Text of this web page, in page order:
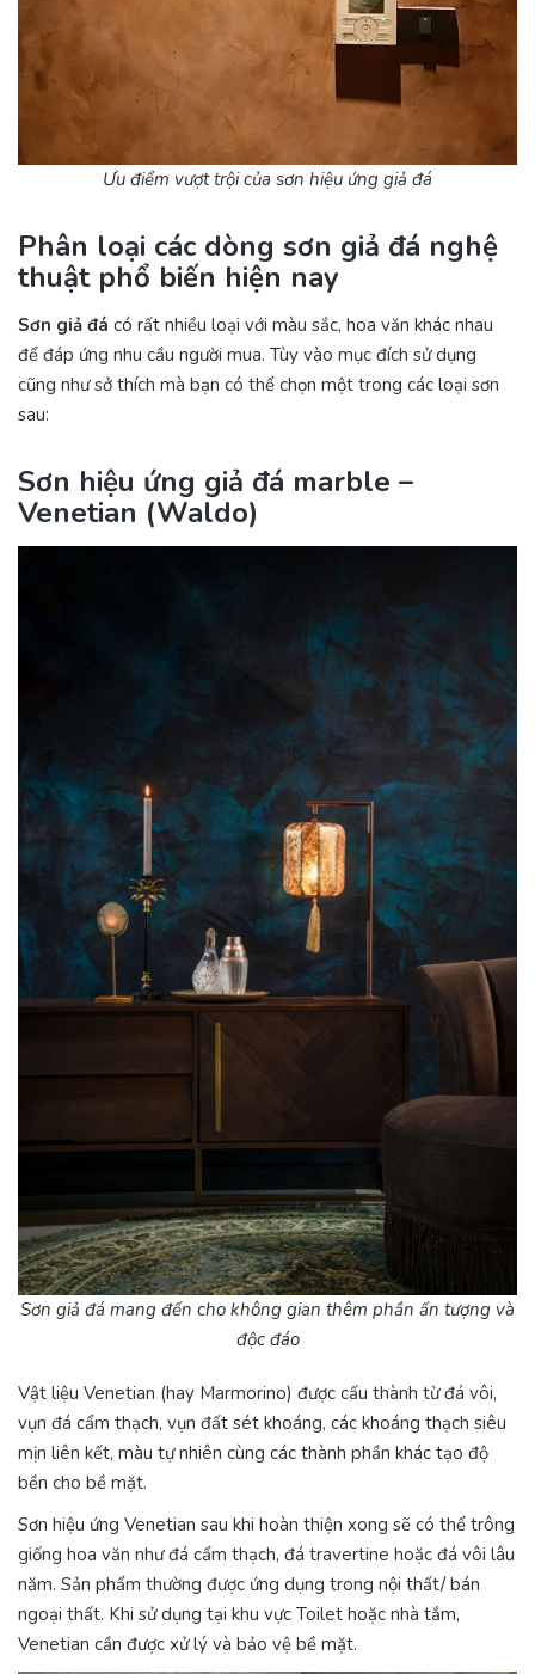
Ưu điểm vượt trội của sơn hiệu ứng giả đá
Phân loại các dòng sơn giả đá nghệ
thuật phổ biến hiện nay
Sơn giả đá có rất nhiều loại với màu sắc, hoa văn khác nhau
để đáp ứng nhu cầu người mua. Tùy vào mục đích sử dụng
cũng như sở thích mà bạn có thể chọn một trong các loại sơn
sau:
Sơn hiệu ứng giả đá marble –
Venetian (Waldo)
Sơn giả đá mang đến cho không gian thêm phần ấn tượng và
độc đáo
Vật liệu Venetian (hay Marmorino) được cấu thành từ đá vôi,
vụn đá cẩm thạch, vụn đất sét khoáng, các khoáng thạch siêu
mịn liên kết, màu tự nhiên cùng các thành phần khác tạo độ
bền cho bề mặt.
Sơn hiệu ứng Venetian sau khi hoàn thiện xong sẽ có thể trông
giống hoa văn như đá cẩm thạch, đá travertine hoặc đá vôi lâu
năm. Sản phẩm thường được ứng dụng trong nội thất/ bán
ngoại thất. Khi sử dụng tại khu vực Toilet hoặc nhà tắm,
Venetian cần được xử lý và bảo vệ bề mặt.